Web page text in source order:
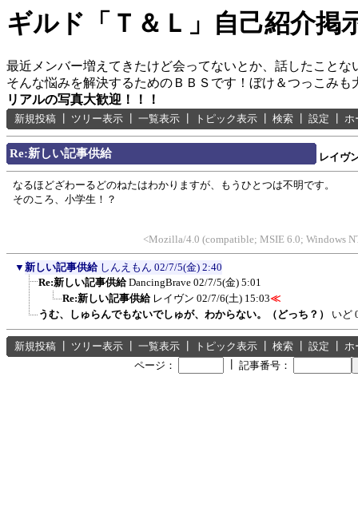
ギルド「Ｔ＆Ｌ」自己紹介掲
最近メンバー増えてきたけど会ってないとか、話したことな
そんな悩みを解決するためのＢＢＳです！ぼけ＆つっこみも
リアルの写真大歓迎！！！
新規投稿 ツリー表示 一覧表示 トピック表示 検索 設定 ホ
Re:新しい記事供給 レイヴ
なるほどざわーるどのねたはわかりますが、もうひとつは不明です。
そのころ、小学生！？
<Mozilla/4.0 (compatible; MSIE 6.0; Windows
▼ 新しい記事供給 しんえもん 02/7/5(金) 2:40
Re:新しい記事供給DancingBrave 02/7/5(金) 5:01
Re:新しい記事供給 レイヴン 02/7/6(土) 15:03≪
うむ、しゅらんでもないでしゅが、わからない。（どっち？） いど
新規投稿 ツリー表示 一覧表示 トピック表示 検索 設定
ホ
ページ：
記事番号：